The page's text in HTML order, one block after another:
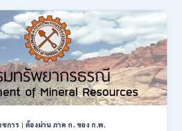
มัคร
งาน
วช.
วส.
.ตรี
ลาย
ชการ | ต้องผ่าน ภาค ก. ของ ก.พ.